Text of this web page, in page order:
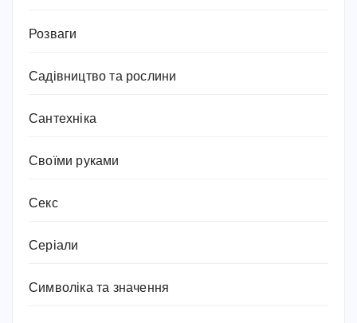
Розваги
Садівництво та рослини
Сантехніка
Своїми руками
Секс
Серіали
Символіка та значення